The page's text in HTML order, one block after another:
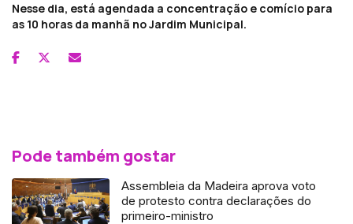
Nesse dia, está agendada a concentração e comício para
as 10 horas da manhã no Jardim Municipal.
Pode também gostar
Assembleia da Madeira aprova voto
de protesto contra declarações do
primeiro-ministro